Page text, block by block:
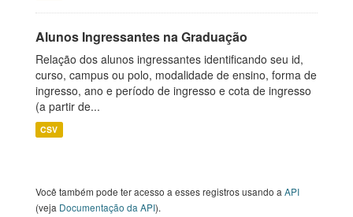
Alunos Ingressantes na Graduação
Relação dos alunos ingressantes identificando seu id,
curso, campus ou polo, modalidade de ensino, forma de
ingresso, ano e período de ingresso e cota de ingresso
(a partir de...
CSV
Você também pode ter acesso a esses registros usando a API
(veja Documentação da API).